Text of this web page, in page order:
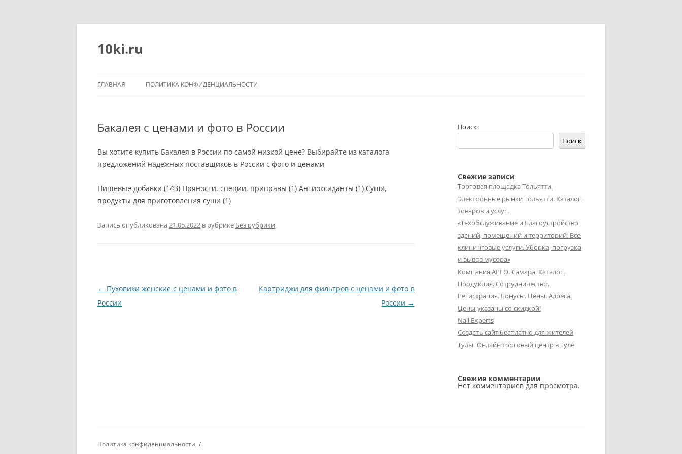
Перейти
содержимому
10ki.ru
ГЛАВНАЯ ПОЛИТИКА КОНФИДЕНЦИАЛЬНОСТИ
Бакалея с ценами и фото в России
Вы хотите купить Бакалея в России по самой низкой цене? Выбирайте из каталога
предложений надежных поставщиков в России с фото и ценами
Пищевые добавки (143) Пряности, специи, приправы (1) Антиоксиданты (1) Суши,
продукты для приготовления суши (1)
Запись опубликована 21.05.2022 в рубрике Без рубрики.
Навигация
по
← Пуховики женские с ценами и фото в
России
Картриджи для фильтров с ценами и фото в
России →
Поиск
Поиск
Свежие записи
Торговая площадка Тольятти.
Электронные рынки Тольятти. Каталог
товаров и услуг.
«Техобслуживание и Благоустройство
зданий, помещений и территорий. Все
клининговые услуги. Уборка, погрузка
и вывоз мусора»
Компания АРГО. Самара. Каталог.
Продукция. Сотрудничество.
Регистрация. Бонусы. Цены. Адреса.
Цены указаны со скидкой!
Nail Experts
Создать сайт бесплатно для жителей
Тулы. Онлайн торговый центр в Туле
Свежие комментарии
Нет комментариев для просмотра.
Политика конфиденциальности